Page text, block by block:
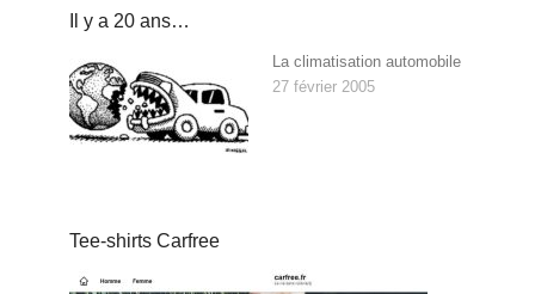
Il y a 20 ans…
La climatisation automobile
27 février 2005
Tee-shirts Carfree